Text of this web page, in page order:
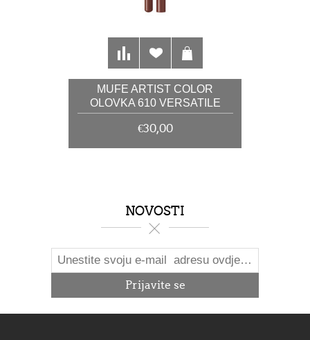
MUFE ARTIST COLOR
OLOVKA 610 VERSATILE
CHESTNUT 1,41G
€30,00
NOVOSTI